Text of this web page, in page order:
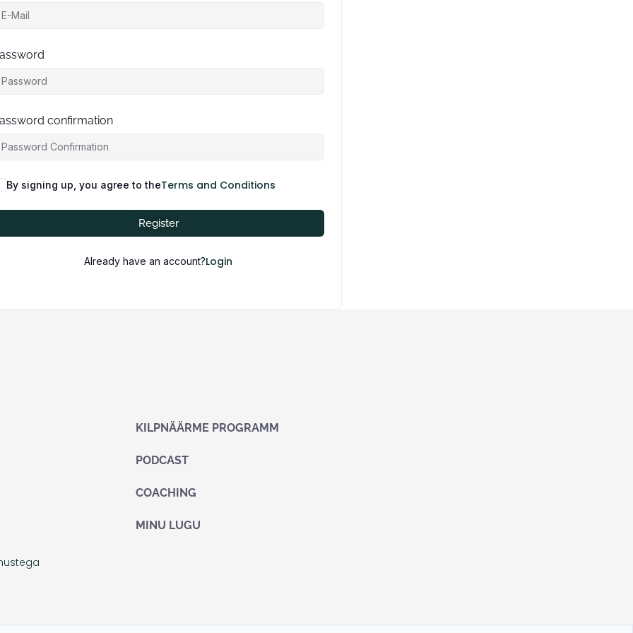
confirmation
By signing up, you agree to theTerms and Conditions
Register
Already have an account?Login
KILPNÄÄRME PROGRAMM
PODCAST
COACHING
MINU LUGU